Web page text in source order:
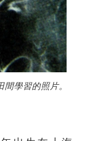
學習的照片。